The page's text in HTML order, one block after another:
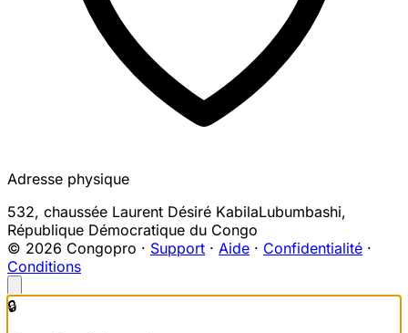
Adresse physique
532, chaussée Laurent Désiré KabilaLubumbashi,
République Démocratique du Congo
© 2026 Congopro · Support · Aide · Confidentialité ·
Conditions
🔒